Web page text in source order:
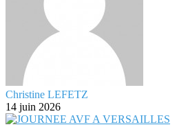
Christine LEFETZ
14 juin 2026